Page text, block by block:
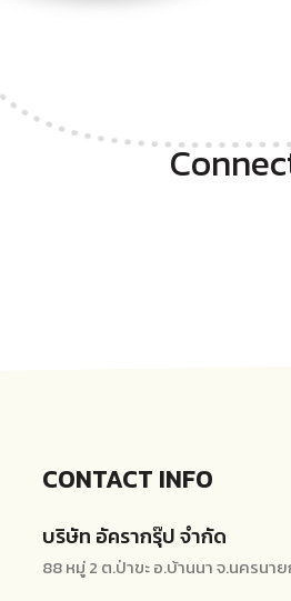
CONTACT INFO
บริษัท อัครากรุ๊ป จำกัด
88 หมู่ 2 ต.ป่าขะ อ.บ้านนา จ.นครนาย